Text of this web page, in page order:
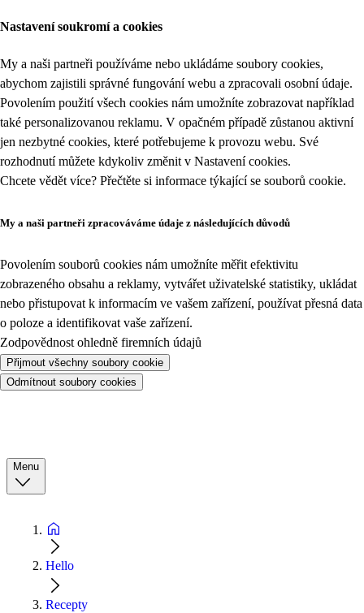
Nastavení soukromí a cookies
My a naši partneři používáme nebo ukládáme soubory cookies,
abychom zajistili správné fungování webu a zpracovali osobní údaje.
Povolením použití všech cookies nám umožníte zobrazovat například
také personalizovanou reklamu. V opačném případě zůstanou aktivní
jen nezbytné cookies, které potřebujeme k provozu webu. Své
rozhodnutí můžete kdykoliv změnit v Nastavení cookies.
Chcete vědět více? Přečtěte si informace týkající se souborů cookie.
My a naši partneři zpracováváme údaje z následujících důvodů
Povolením souborů cookies nám umožníte měřit efektivitu
zobrazeného obsahu a reklamy, vytvářet uživatelské statistiky, ukládat
nebo přistupovat k informacím ve vašem zařízení, používat přesná data
o poloze a identifikovat vaše zařízení.
Zodpovědnost ohledně firemních údajů
Přijmout všechny soubory cookie
Odmítnout soubory cookies
Menu
Hello
Recepty